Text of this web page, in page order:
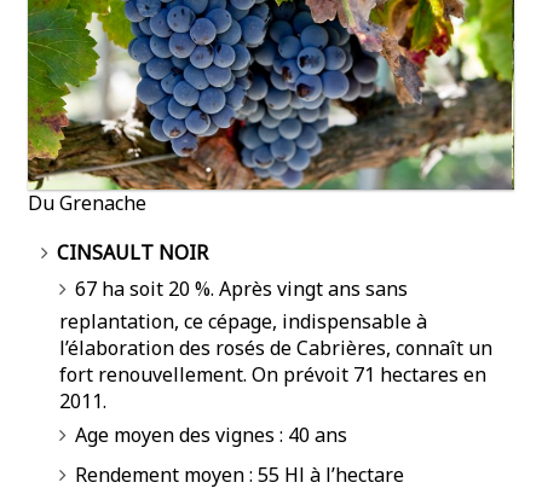
Du Grenache
CINSAULT NOIR
67 ha soit 20 %. Après vingt ans sans
replantation, ce cépage, indispensable à
l’élaboration des rosés de Cabrières, connaît un
fort renouvellement. On prévoit 71 hectares en
2011.
Age moyen des vignes : 40 ans
Rendement moyen : 55 Hl à l’hectare